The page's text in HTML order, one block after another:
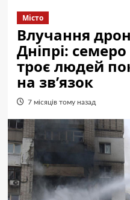
Місто
Влучання
Дніпрі:
троє людей
на зв’язок
7 місяців тому назад